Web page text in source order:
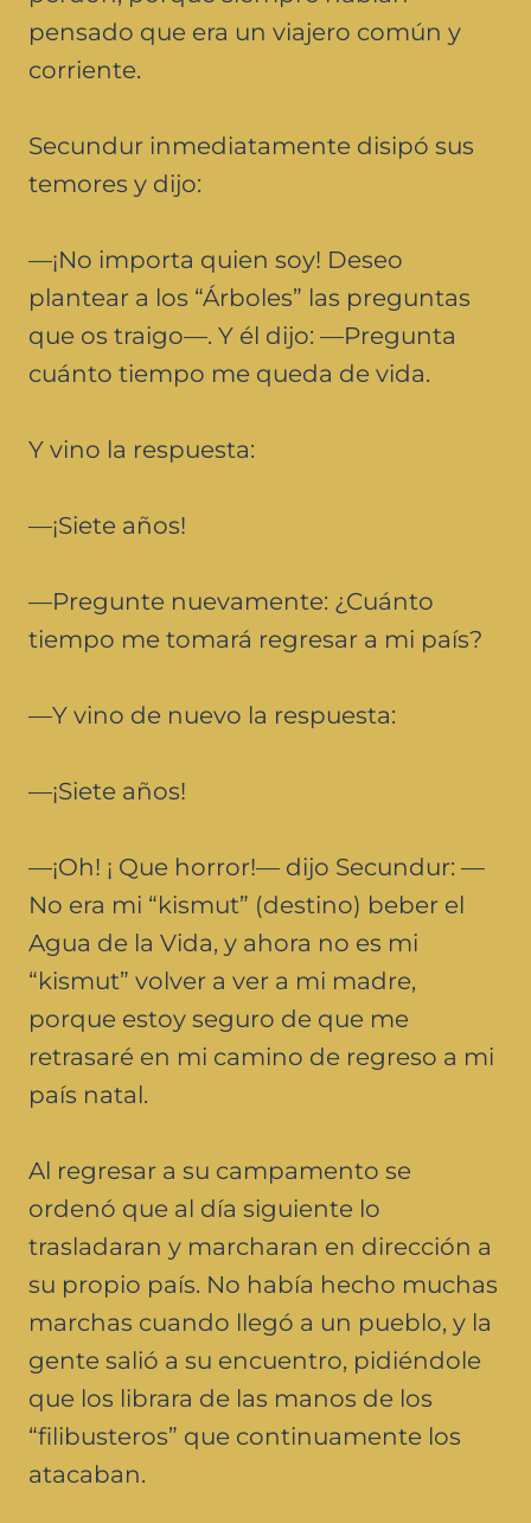
pensado que era un viajero común y
corriente.
Secundur inmediatamente disipó sus
temores y dijo:
—¡No importa quien soy! Deseo
plantear a los “Árboles” las preguntas
que os traigo—. Y él dijo: —Pregunta
cuánto tiempo me queda de vida.
Y vino la respuesta:
—¡Siete años!
—Pregunte nuevamente: ¿Cuánto
tiempo me tomará regresar a mi país?
—Y vino de nuevo la respuesta:
—¡Siete años!
—¡Oh! ¡ Que horror!— dijo Secundur: —
No era mi “kismut” (destino) beber el
Agua de la Vida, y ahora no es mi
“kismut” volver a ver a mi madre,
porque estoy seguro de que me
retrasaré en mi camino de regreso a mi
país natal.
Al regresar a su campamento se
ordenó que al día siguiente lo
trasladaran y marcharan en dirección a
su propio país. No había hecho muchas
marchas cuando llegó a un pueblo, y la
gente salió a su encuentro, pidiéndole
que los librara de las manos de los
“filibusteros” que continuamente los
atacaban.